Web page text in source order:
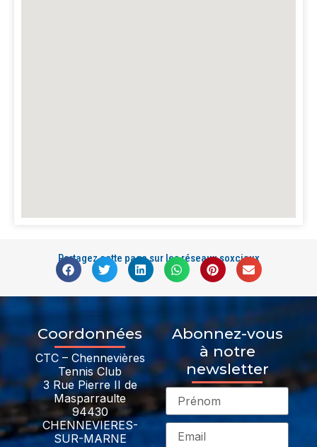
Partagez cette page sur les réseaux soxciaux
Coordonnées
CTC – Chennevières
Tennis Club
3 Rue Pierre II de
Masparraulte
94430
CHENNEVIERES-
SUR-MARNE
Abonnez-vous
à notre
newsletter